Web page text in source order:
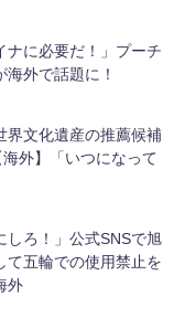
ナに必要だ！」プーチ
外で話題に！
界文化遺産の推薦候補
外】「いつになって
しろ！」公式SNSで旭
て五輪での使用禁止を
外